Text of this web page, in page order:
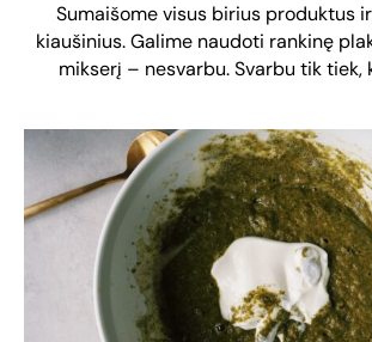
Sumaišome visus birius produktus
kiaušinius. Galime naudoti rankinę
mikserį – nesvarbu. Svarbu tik tiek,